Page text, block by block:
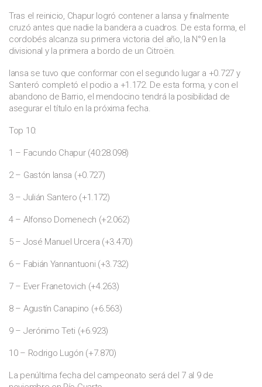
Tras el reinicio, Chapur logró contener a Iansa y finalmente
cruzó antes que nadie la bandera a cuadros. De esta forma, el
cordobés alcanza su primera victoria del año, la N°9 en la
divisional y la primera a bordo de un Citroën.
Iansa se tuvo que conformar con el segundo lugar a +0.727 y
Santeró completó el podio a +1.172. De esta forma, y con el
abandono de Barrio, el mendocino tendrá la posibilidad de
asegurar el título en la próxima fecha.
Top 10:
1 – Facundo Chapur (40:28.098)
2 – Gastón Iansa (+0.727)
3 – Julián Santero (+1.172)
4 – Alfonso Domenech (+2.062)
5 – José Manuel Urcera (+3.470)
6 – Fabián Yannantuoni (+3.732)
7 – Ever Franetovich (+4.263)
8 – Agustín Canapino (+6.563)
9 – Jerónimo Teti (+6.923)
10 – Rodrigo Lugón (+7.870)
La penúltima fecha del campeonato será del 7 al 9 de